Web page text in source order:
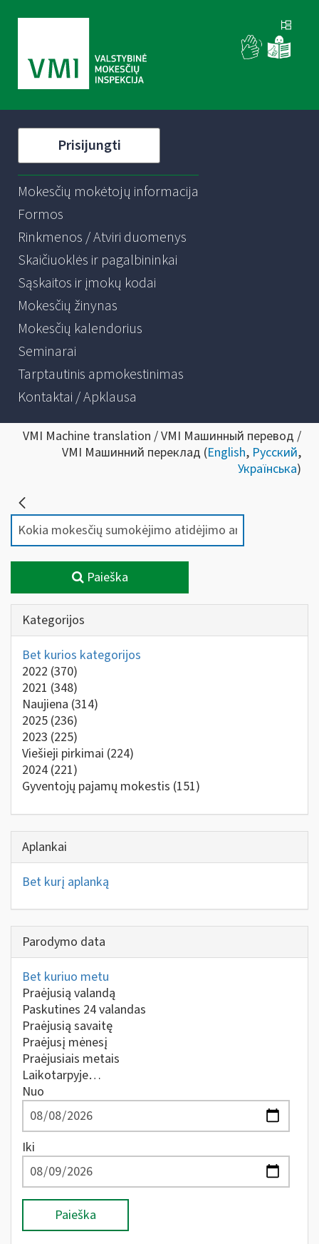
Prisijungti
Mokesčių mokėtojų informacija
Formos
Rinkmenos / Atviri duomenys
Skaičiuoklės ir pagalbininkai
Sąskaitos ir įmokų kodai
Mokesčių žinynas
Mokesčių kalendorius
Seminarai
Tarptautinis apmokestinimas
Kontaktai / Apklausa
VMI Machine translation / VMI Машинный перевод /
VMI Машинний переклад (English, Русский,
Українська)
Paieška
Kategorijos
Bet kurios kategorijos
2022 (370)
2021 (348)
Naujiena (314)
2025 (236)
2023 (225)
Viešieji pirkimai (224)
2024 (221)
Gyventojų pajamų mokestis (151)
Aplankai
Bet kurį aplanką
Parodymo data
Bet kuriuo metu
Praėjusią valandą
Paskutines 24 valandas
Praėjusią savaitę
Praėjusį mėnesį
Praėjusiais metais
Laikotarpyje…
Nuo
Iki
Paieška